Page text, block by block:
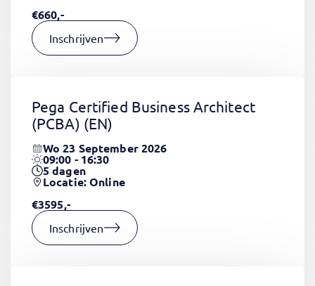
€660,-
Inschrijven
Pega Certified Business Architect
(PCBA) (EN)
Wo 23 September 2026
09:00 - 16:30
5dagen
Locatie: Online
€3595,-
Inschrijven